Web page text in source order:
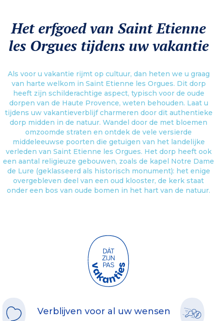
Het erfgoed van Saint Etienne
les Orgues tijdens uw vakantie
Als voor u vakantie rijmt op cultuur, dan heten we u graag
van harte welkom in Saint Etienne les Orgues. Dit dorp
heeft zijn schilderachtige aspect, typisch voor de oude
dorpen van de Haute Provence, weten behouden. Laat u
tijdens uw vakantieverblijf charmeren door dit authentieke
dorp midden in de natuur. Wandel door de met bloemen
omzoomde straten en ontdek de vele versierde
middeleeuwse poorten die getuigen van het landelijke
verleden van Saint Etienne les Orgues. Het dorp heeft ook
een aantal religieuze gebouwen, zoals de kapel Notre Dame
de Lure (geklasseerd als historisch monument): het enige
overgebleven deel van een oud klooster, de kerk staat
onder een bos van oude bomen in het hart van de natuur.
Verblijven voor al uw wensen